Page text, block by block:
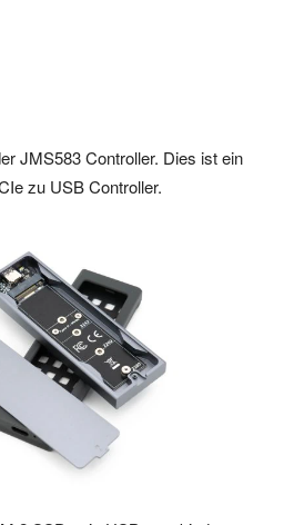
JMS583 Controller. Dies ist ein
zu USB Controller.